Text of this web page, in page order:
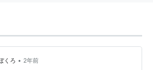
くろ • 2年前